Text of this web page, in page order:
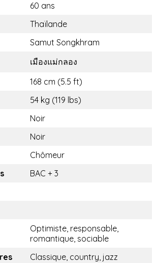
60 ans
Thaïlande
Samut Songkhram
เมืองแม่กลอง
168 cm (5.5 ft)
54 kg (119 lbs)
Noir
Noir
Chômeur
BAC + 3
Optimiste, responsable,
romantique, sociable
Classique, country, jazz